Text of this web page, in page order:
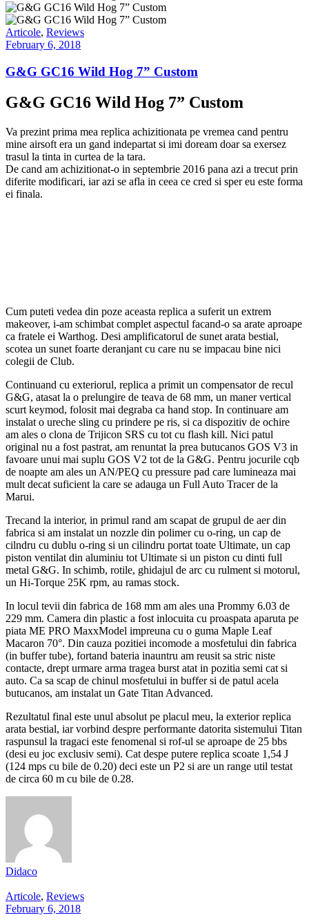
Articole, Reviews
February 6, 2018
G&G GC16 Wild Hog 7” Custom
G&G GC16 Wild Hog 7” Custom
Va prezint prima mea replica achizitionata pe vremea cand pentru
mine airsoft era un gand indepartat si imi doream doar sa exersez
trasul la tinta in curtea de la tara.
De cand am achizitionat-o in septembrie 2016 pana azi a trecut prin
diferite modificari, iar azi se afla in ceea ce cred si sper eu este forma
ei finala.
Cum puteti vedea din poze aceasta replica a suferit un extrem
makeover, i-am schimbat complet aspectul facand-o sa arate aproape
ca fratele ei Warthog. Desi amplificatorul de sunet arata bestial,
scotea un sunet foarte deranjant cu care nu se impacau bine nici
colegii de Club.
Continuand cu exteriorul, replica a primit un compensator de recul
G&G, atasat la o prelungire de teava de 68 mm, un maner vertical
scurt keymod, folosit mai degraba ca hand stop. In continuare am
instalat o ureche sling cu prindere pe ris, si ca dispozitiv de ochire
am ales o clona de Trijicon SRS cu tot cu flash kill. Nici patul
original nu a fost pastrat, am renuntat la prea butucanos GOS V3 in
favoare unui mai suplu GOS V2 tot de la G&G. Pentru jocurile cqb
de noapte am ales un AN/PEQ cu pressure pad care lumineaza mai
mult decat suficient la care se adauga un Full Auto Tracer de la
Marui.
Trecand la interior, in primul rand am scapat de grupul de aer din
fabrica si am instalat un nozzle din polimer cu o-ring, un cap de
cilndru cu dublu o-ring si un cilindru portat toate Ultimate, un cap
piston ventilat din aluminiu tot Ultimate si un piston cu dinti full
metal G&G. In schimb, rotile, ghidajul de arc cu rulment si motorul,
un Hi-Torque 25K rpm, au ramas stock.
In locul tevii din fabrica de 168 mm am ales una Prommy 6.03 de
229 mm. Camera din plastic a fost inlocuita cu proaspata aparuta pe
piata ME PRO MaxxModel impreuna cu o guma Maple Leaf
Macaron 70°. Din cauza pozitiei incomode a mosfetului din fabrica
(in buffer tube), fortand bateria inauntru am reusit sa stric niste
contacte, drept urmare arma tragea burst atat in pozitia semi cat si
auto. Ca sa scap de chinul mosfetului in buffer si de patul acela
butucanos, am instalat un Gate Titan Advanced.
Rezultatul final este unul absolut pe placul meu, la exterior replica
arata bestial, iar vorbind despre performante datorita sistemului Titan
raspunsul la tragaci este fenomenal si rof-ul se aproape de 25 bbs
(desi eu joc exclusiv semi). Cat despe putere replica scoate 1,54 J
(124 mps cu bile de 0.20) deci este un P2 si are un range util testat
de circa 60 m cu bile de 0.28.
Didaco
Articole, Reviews
February 6, 2018